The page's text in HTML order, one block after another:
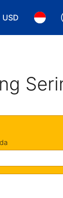
USD
Pilih mataPilih